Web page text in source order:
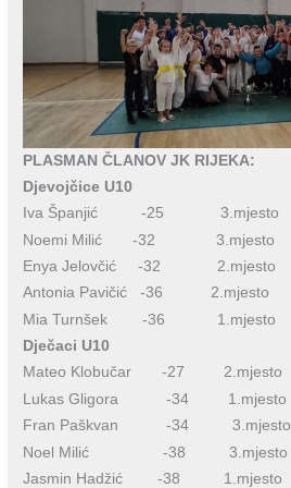
PLASMAN ČLANOV JK RIJEKA:
Djevojčice U10
Iva Španjić -25 3.mjesto
Noemi Milić -32 3.mjesto
Enya Jelovčić -32 2.mjesto
Antonia Pavičić -36 2.mjesto
Mia Turnšek -36 1.mjesto
Dječaci U10
Mateo Klobučar -27 2.mjesto
Lukas Gligora -34 1.mjesto
Fran Paškvan -34 3.mjesto
Noel Milić -38 3.mjesto
Jasmin Hadžić -38 1.mjesto